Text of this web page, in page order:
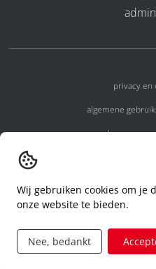
privacy en
algemene
algemene
code of
aanvraag
Wij gebruiken cookies om je
onze website te bieden.
Nee, bedankt